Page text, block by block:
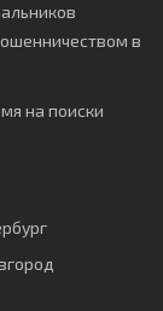
в
на поиски